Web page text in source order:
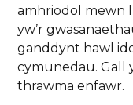
amhriodol mewn
yw’r
ganddynt hawl
cymunedau. Gall
thrawma enfawr.